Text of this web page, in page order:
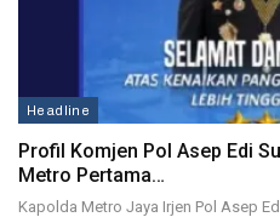
Headline
Profil Komjen Pol Asep Edi
Metro Pertama…
Kapolda Metro Jaya Irjen Pol Asep